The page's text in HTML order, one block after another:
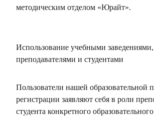
методическим отделом «Юрайт».
Использование учебными заведениями,
преподавателями и студентами
Пользователи нашей образовательной
регистрации заявляют себя в роли
студента конкретного